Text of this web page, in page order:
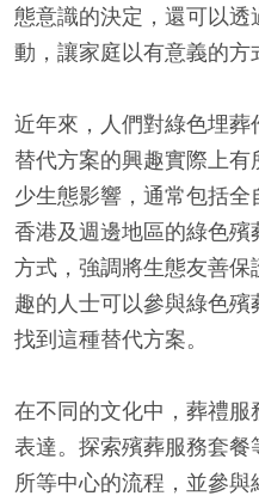
態意識的決定，還可以
動，讓家庭以有意義的方
近年來，人們對綠色埋
替代方案的興趣實際上
少生態影響，通常包括全
香港及週邊地區的綠色
方式，強調將生態友善
趣的人士可以參與綠色
找到這種替代方案。
在不同的文化中，葬禮
表達。探索殯葬服務套
所等中心的流程，並參